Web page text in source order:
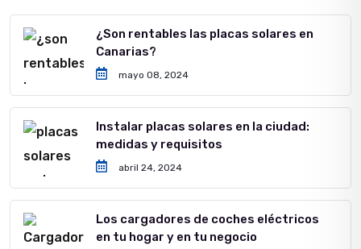
¿Son rentables las placas solares en
Canarias?
mayo 08, 2024
Instalar placas solares en la ciudad:
medidas y requisitos
abril 24, 2024
Los cargadores de coches eléctricos
en tu hogar y en tu negocio